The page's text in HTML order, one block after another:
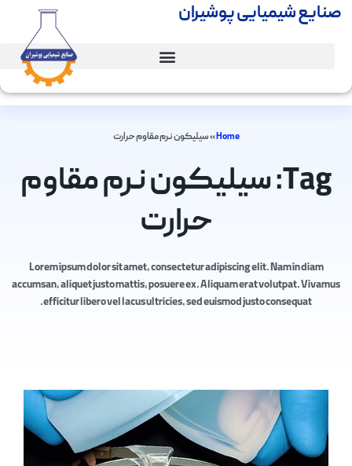
صنایع شیمیایی پوشیران
Home
»سیلیکون نرم مقاوم حرارت
Tag: سیلیکون نرم مقاوم
حرارت
Lorem ipsum dolor sit amet, consectetur adipiscing elit. Nam in diam
accumsan, aliquet justo mattis, posuere ex. Aliquam erat volutpat. Vivamus
efficitur libero vel lacus ultricies, sed euismod justo consequat.